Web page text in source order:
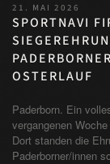
21. MAI 2026
SPORTNAVI
OSTERLAUF
Paderborn. Ein
vergangenen
Dort standen die
Paderborner/innen